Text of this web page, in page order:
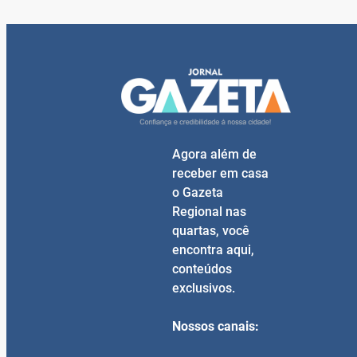
Agora além de
receber em casa
o Gazeta
Regional nas
quartas, você
encontra aqui,
conteúdos
exclusivos.
Nossos canais: